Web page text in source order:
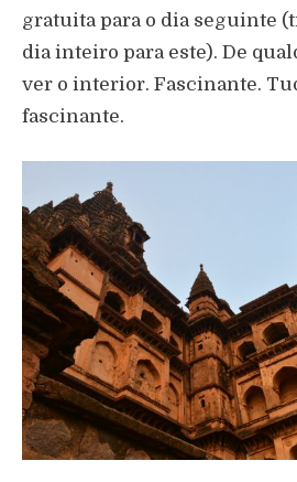
gratuita para o dia seguinte
dia inteiro para este). De
ver o interior. Fascinante.
fascinante.